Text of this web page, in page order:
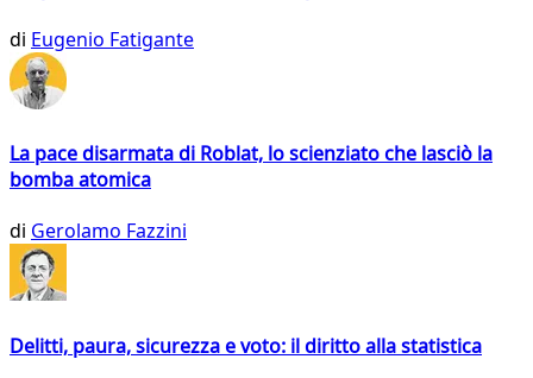
di Eugenio Fatigante
La pace disarmata di Roblat, lo scienziato che lasciò la
bomba atomica
di Gerolamo Fazzini
Delitti, paura, sicurezza e voto: il diritto alla statistica